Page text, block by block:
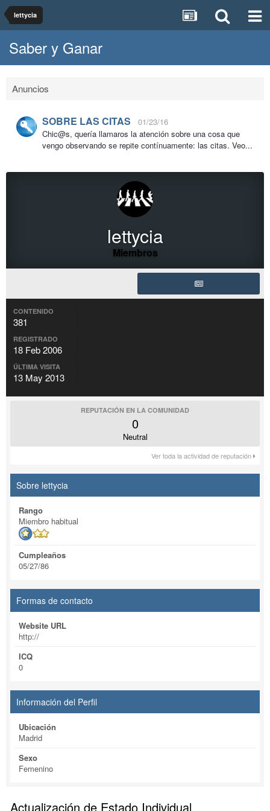
lettycia
Saber y Ganar
Anuncios
SOBRE LAS CITAS
01/23/16
Chic@s, quería llamaros la atención sobre una cosa que
vengo observando se repite contínuamente: las citas. Veo...
lettycia
Miembros
CONTENIDO
381
REGISTRADO
18 Feb 2006
ÚLTIMA VISITA
13 May 2013
REPUTACIÓN EN LA COMUNIDAD
0
Neutral
Ver toda la actividad de reputación
Sobre lettycia
Rango
Miembro habitual
Cumpleaños
05/27/86
Formas de contacto
Website URL
http://
ICQ
0
Información del Perfil
Ubicación
Madrid
Sexo
Femenino
Actualización de Estado Individual